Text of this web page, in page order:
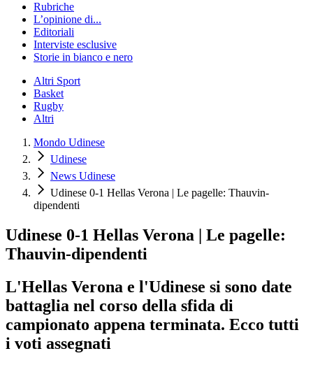
Rubriche
L’opinione di...
Editoriali
Interviste esclusive
Storie in bianco e nero
Altri Sport
Basket
Rugby
Altri
Mondo Udinese
Udinese
News Udinese
Udinese 0-1 Hellas Verona | Le pagelle: Thauvin-
dipendenti
Udinese 0-1 Hellas Verona | Le pagelle:
Thauvin-dipendenti
L'Hellas Verona e l'Udinese si sono date
battaglia nel corso della sfida di
campionato appena terminata. Ecco tutti
i voti assegnati